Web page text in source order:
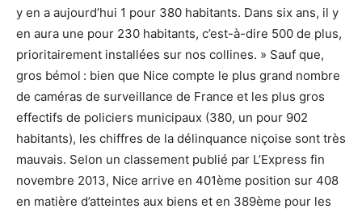
y en a aujourd’hui 1 pour 380 habitants. Dans six ans, il y
en aura une pour 230 habitants, c’est-à-dire 500 de plus,
prioritairement installées sur nos collines. » Sauf que,
gros bémol : bien que Nice compte le plus grand nombre
de caméras de surveillance de France et les plus gros
effectifs de policiers municipaux (380, un pour 902
habitants), les chiffres de la délinquance niçoise sont très
mauvais. Selon un classement publié par L’Express fin
novembre 2013, Nice arrive en 401ème position sur 408
en matière d’atteintes aux biens et en 389ème pour les